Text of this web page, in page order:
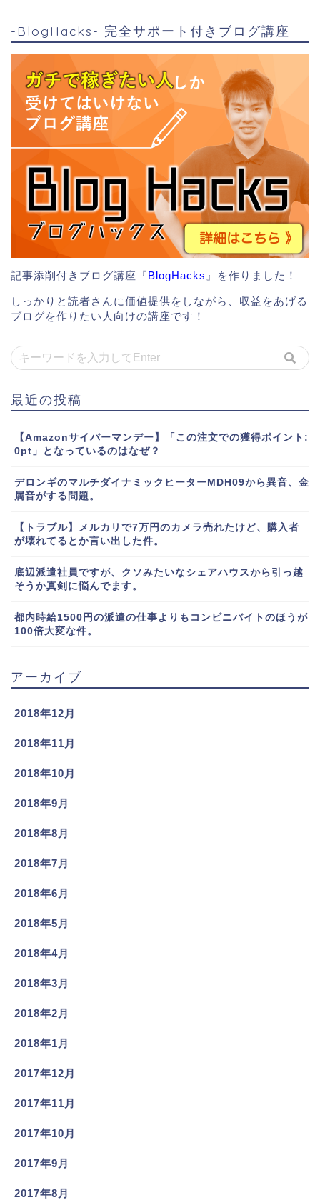
-BlogHacks- 完全サポート付きブログ講座
記事添削付きブログ講座『BlogHacks 』を作りました！
しっかりと読者さんに価値提供をしながら、収益をあげる
ブログを作りたい人向けの講座です！
最近の投稿
【Amazonサイバーマンデー】「この注文での獲得ポイント:
0pt」となっているのはなぜ？
デロンギのマルチダイナミックヒーターMDH09から異音、金
属音がする問題。
【トラブル】メルカリで7万円のカメラ売れたけど、購入者
が壊れてるとか言い出した件。
底辺派遣社員ですが、クソみたいなシェアハウスから引っ越
そうか真剣に悩んでます。
都内時給1500円の派遣の仕事よりもコンビニバイトのほうが
100倍大変な件。
アーカイブ
2018年12月
2018年11月
2018年10月
2018年9月
2018年8月
2018年7月
2018年6月
2018年5月
2018年4月
2018年3月
2018年2月
2018年1月
2017年12月
2017年11月
2017年10月
2017年9月
2017年8月